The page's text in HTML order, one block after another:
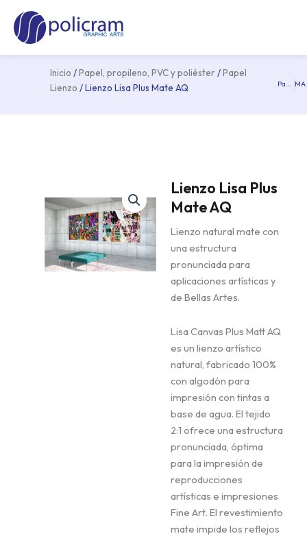
contenido
Inicio /Papel, propileno, PVC y poliéster /Papel
Lienzo / Lienzo Lisa Plus Mate AQ Papel texturizado creativo 320
Lienzo Lisa Plus
Mate AQ
Lienzo natural mate con
una estructura
pronunciada para
aplicaciones artísticas y
de Bellas Artes.
Lisa Canvas Plus Matt AQ
es un lienzo artístico
natural, fabricado 100%
con algodón para
impresión con tintas a
base de agua. El tejido
2:1 ofrece una estructura
pronunciada, óptima
para la impresión de
reproducciones
artísticas e impresiones
Fine Art. El revestimiento
mate impide los reflejos